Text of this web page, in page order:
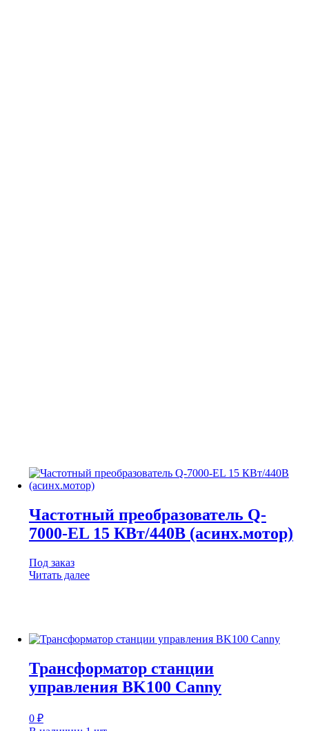
Частотный преобразователь Q-
7000-EL 15 КВт/440В (асинх.мотор)
Под заказ
Читать далее
Трансформатор станции
управления BK100 Canny
0 ₽